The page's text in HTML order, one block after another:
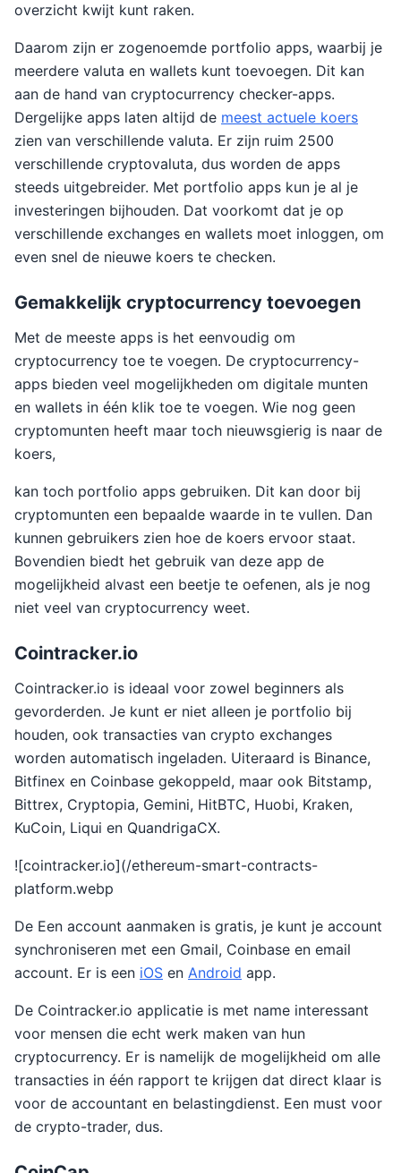
overzicht kwijt kunt raken.
Daarom zijn er zogenoemde portfolio apps, waarbij je
meerdere valuta en wallets kunt toevoegen. Dit kan
aan de hand van cryptocurrency checker-apps.
Dergelijke apps laten altijd de meest actuele koers
zien van verschillende valuta. Er zijn ruim 2500
verschillende cryptovaluta, dus worden de apps
steeds uitgebreider. Met portfolio apps kun je al je
investeringen bijhouden. Dat voorkomt dat je op
verschillende exchanges en wallets moet inloggen, om
even snel de nieuwe koers te checken.
Gemakkelijk cryptocurrency toevoegen
Met de meeste apps is het eenvoudig om
cryptocurrency toe te voegen. De cryptocurrency-
apps bieden veel mogelijkheden om digitale munten
en wallets in één klik toe te voegen. Wie nog geen
cryptomunten heeft maar toch nieuwsgierig is naar de
koers,
kan toch portfolio apps gebruiken. Dit kan door bij
cryptomunten een bepaalde waarde in te vullen. Dan
kunnen gebruikers zien hoe de koers ervoor staat.
Bovendien biedt het gebruik van deze app de
mogelijkheid alvast een beetje te oefenen, als je nog
niet veel van cryptocurrency weet.
Cointracker.io
Cointracker.io is ideaal voor zowel beginners als
gevorderden. Je kunt er niet alleen je portfolio bij
houden, ook transacties van crypto exchanges
worden automatisch ingeladen. Uiteraard is Binance,
Bitfinex en Coinbase gekoppeld, maar ook Bitstamp,
Bittrex, Cryptopia, Gemini, HitBTC, Huobi, Kraken,
KuCoin, Liqui en QuandrigaCX.
![cointracker.io](/ethereum-smart-contracts-
platform.webp
De Een account aanmaken is gratis, je kunt je account
synchroniseren met een Gmail, Coinbase en email
account. Er is een iOS en Android app.
De Cointracker.io applicatie is met name interessant
voor mensen die echt werk maken van hun
cryptocurrency. Er is namelijk de mogelijkheid om alle
transacties in één rapport te krijgen dat direct klaar is
voor de accountant en belastingdienst. Een must voor
de crypto-trader, dus.